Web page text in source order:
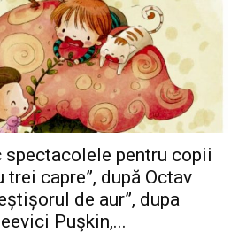
spectacolele pentru copii
capre”, după Octav
de aur”, dupa
Puşkin,...